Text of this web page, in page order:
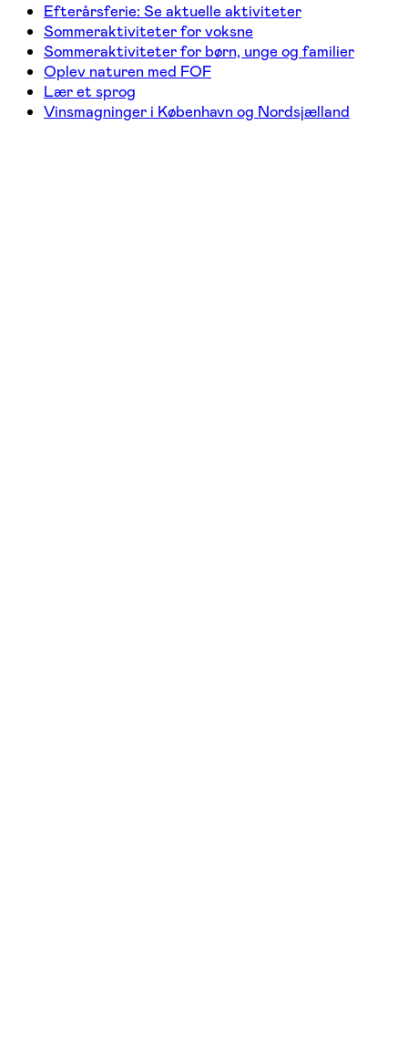
Efterårsferie: Se aktuelle aktiviteter
Sommeraktiviteter for voksne
Sommeraktiviteter for børn, unge og familier
Oplev naturen med FOF
Lær et sprog
Vinsmagninger i København og Nordsjælland